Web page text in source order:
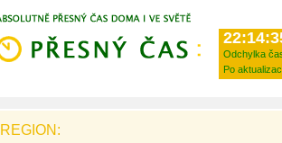
Odchylka
Po
REGION: